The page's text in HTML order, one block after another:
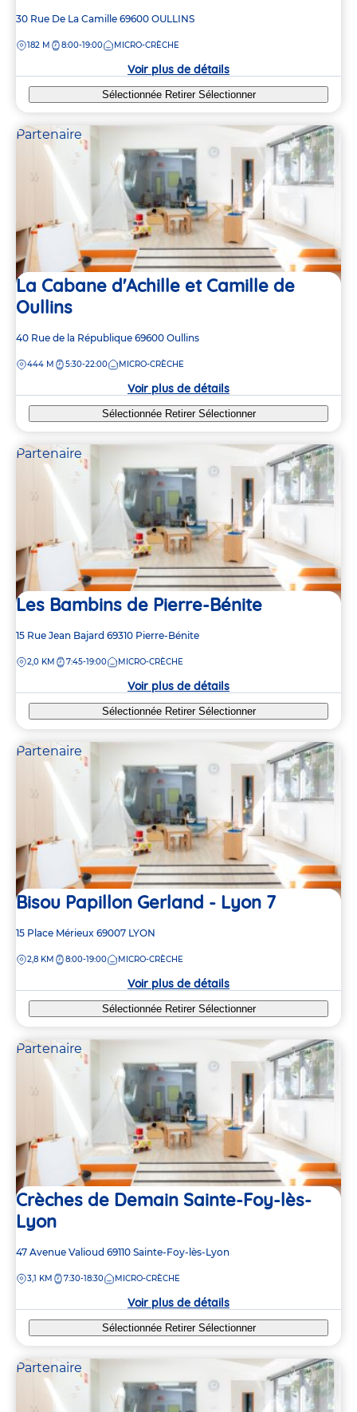
Adresse
la
30 Rue De La Camille 69600 OULLINS
DISTANCE
182 M 8:00-19:00 MICRO-CRÈCHE
Voir plus de détails
Sélectionnée Retirer Sélectionner
Partenaire
La Cabane d'Achille et Camille de
Oullins
Adresse
la
40 Rue de la République 69600 Oullins
DISTANCE
444 M 5:30-22:00 MICRO-CRÈCHE
Voir plus de détails
Sélectionnée Retirer Sélectionner
Partenaire
Les Bambins de Pierre-Bénite
Adresse
la
15 Rue Jean Bajard 69310 Pierre-Bénite
DISTANCE
2,0 KM 7:45-19:00 MICRO-CRÈCHE
Voir plus de détails
Sélectionnée Retirer Sélectionner
Partenaire
Bisou Papillon Gerland - Lyon 7
Adresse
la
15 Place Mérieux 69007 LYON
DISTANCE
2,8 KM 8:00-19:00 MICRO-CRÈCHE
Voir plus de détails
Sélectionnée Retirer Sélectionner
Partenaire
Crèches de Demain Sainte-Foy-lès-
Lyon
Adresse
la
47 Avenue Valioud 69110 Sainte-Foy-lès-Lyon
DISTANCE
3,1 KM 7:30-18:30 MICRO-CRÈCHE
Voir plus de détails
Sélectionnée Retirer Sélectionner
Partenaire
4
6
2
4
6
2